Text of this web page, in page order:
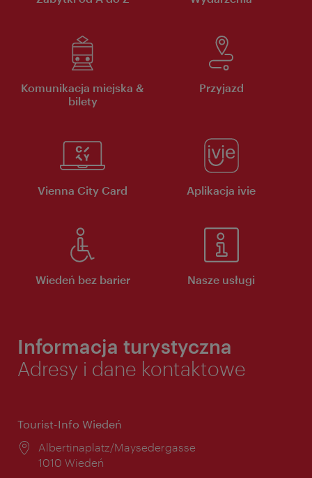
Komunikacja miejska &
bilety
Przyjazd
Vienna City Card Aplikacja ivie
Wiedeń bez barier Nasze usługi
Informacja turystyczna
Adresy i dane kontaktowe
Tourist-Info Wiedeń
Miejsce:
Albertinaplatz/Maysedergasse
1010 Wiedeń